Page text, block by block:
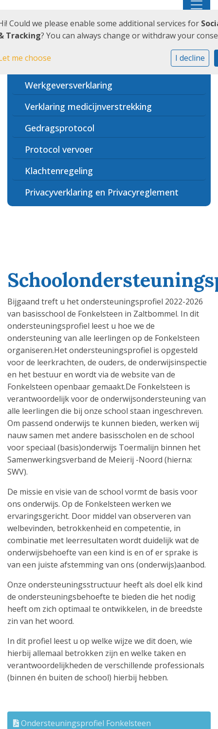
Schoolondersteuningsprofiel
omstandigheden
Werkgeversverklaring
Verklaring medicijnverstrekking
Gedragsprotocol
Protocol vervoer
Klachtenregeling
Privacyverklaring en Privacyreglement
Bijgaand treft u het ondersteuningsprofiel 2022-2026
van basisschool de Fonkelsteen in Zaltbommel. In dit
ondersteuningsprofiel leest u hoe we de
ondersteuning van alle leerlingen op de Fonkelsteen
organiseren.Het ondersteuningsprofiel is opgesteld
voor de leerkrachten, de ouders, de onderwijsinspectie
en het bestuur en wordt via de website van de
Fonkelsteen openbaar gemaakt.De Fonkelsteen is
verantwoordelijk voor de onderwijsondersteuning van
alle leerlingen die bij onze school staan ingeschreven.
Om passend onderwijs te kunnen bieden, werken wij
nauw samen met andere basisscholen en de school
voor speciaal (basis)onderwijs Toermalijn binnen het
Samenwerkingsverband de Meierij -Noord (hierna:
SWV).
De missie en visie van de school vormt de basis voor
ons onderwijs. Op de Fonkelsteen werken we
ervaringsgericht. Door middel van observeren van
welbevinden, betrokkenheid en competentie, in
combinatie met leerresultaten wordt duidelijk wat de
onderwijsbehoefte van een kind is en of er sprake is
van een juiste afstemming van ons (onderwijs)aanbod.
Onze ondersteuningsstructuur heeft als doel elk kind
de ondersteuningsbehoefte te bieden die het nodig
heeft om zich optimaal te ontwikkelen, in de breedste
zin van het woord.
In dit profiel leest u op welke wijze we dit doen, wie
hierbij allemaal betrokken zijn en welke taken en
verantwoordelijkheden de verschillende professionals
(binnen én buiten de school) hierbij hebben.
Ondersteuningsprofiel Fonkelsteen
Could we please enable some additional services for
Tracking? You can always change or withdraw your
me choose I decline